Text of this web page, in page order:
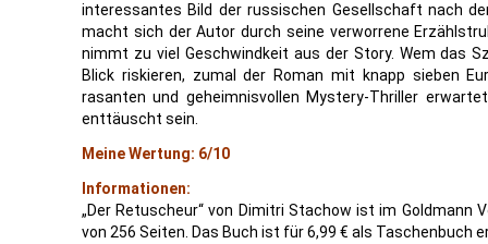
interessantes Bild der russischen Gesellschaft nach
macht sich der Autor durch seine verworrene
nimmt zu viel Geschwindkeit aus der Story. Wem das
Blick riskieren, zumal der Roman mit knapp sieben
rasanten und geheimnisvollen Mystery-Thriller
enttäuscht sein.
Meine Wertung: 6/10
Informationen:
„Der Retuscheur“ von Dimitri Stachow ist im Goldmann
von 256 Seiten. Das Buch ist für 6,99 € als Taschenbuch